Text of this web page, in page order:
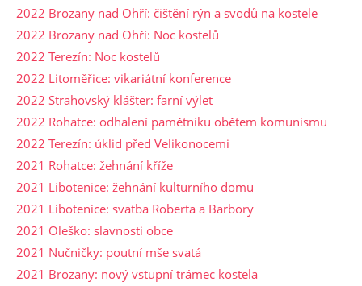
2022 Brozany nad Ohří: čištění rýn a svodů na kostele
2022 Brozany nad Ohří: Noc kostelů
2022 Terezín: Noc kostelů
2022 Litoměřice: vikariátní konference
2022 Strahovský klášter: farní výlet
2022 Rohatce: odhalení pamětníku obětem komunismu
2022 Terezín: úklid před Velikonocemi
2021 Rohatce: žehnání kříže
2021 Libotenice: žehnání kulturního domu
2021 Libotenice: svatba Roberta a Barbory
2021 Oleško: slavnosti obce
2021 Nučničky: poutní mše svatá
2021 Brozany: nový vstupní trámec kostela